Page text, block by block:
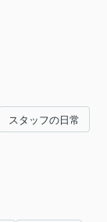
スタッフの日常